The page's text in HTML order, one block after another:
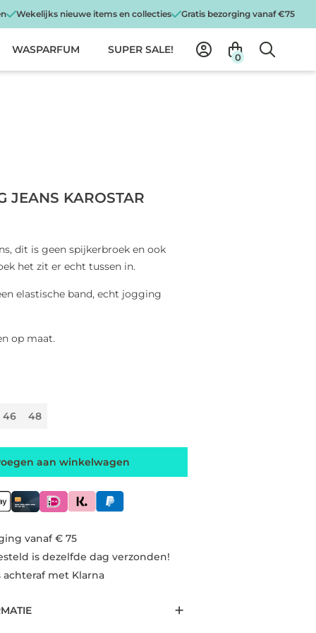
Wekelijks nieuwe items en collecties Gratis bezorging vanaf €75
WASPARFUM SUPER SALE!
0
JEANS KAROSTAR
dit is geen spijkerbroek en ook
het zit er echt tussen in.
elastische band, echt jogging
op maat.
46 48
aan winkelwagen
vanaf € 75
is dezelfde dag verzonden!
achteraf met Klarna